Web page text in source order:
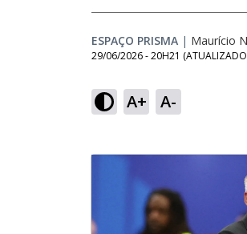
ESPAÇO PRISMA | Maurício
29/06/2026 - 20H21
A+ A-